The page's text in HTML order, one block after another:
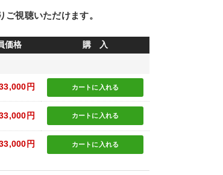
視聴いただけます。
価格 購 入
円 カートに 入れる
円 カートに 入れる
円 カートに 入れる